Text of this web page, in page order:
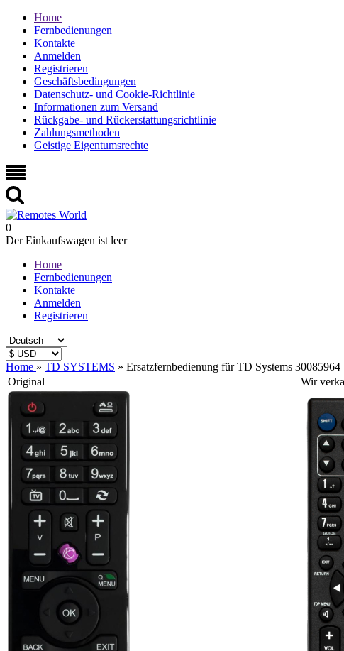
Home
Fernbedienungen
Kontakte
Anmelden
Registrieren
Geschäftsbedingungen
Datenschutz- und Cookie-Richtlinie
Informationen zum Versand
Rückgabe- und Rückerstattungsrichtlinie
Zahlungsmethoden
Geistige Eigentumsrechte
0
Der Einkaufswagen ist leer
Home
Fernbedienungen
Kontakte
Anmelden
Registrieren
Home » TD SYSTEMS » Ersatzfernbedienung für TD Systems 30085964
Original
Wir